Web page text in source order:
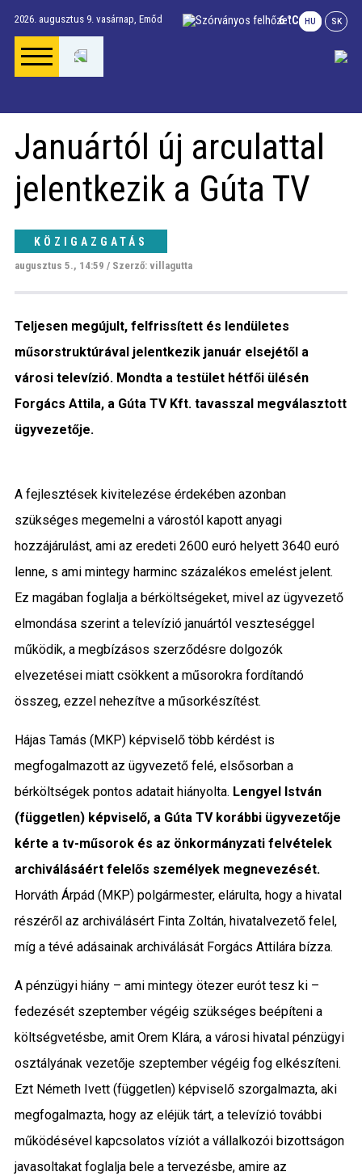
Napi menü
Közigazgatás
Időjárás
Gyereksarok
Városunkról
PR
Sport
2026. augusztus 9. vasárnap, Emőd 6 °C HU SK
Januártól új arculattal
jelentkezik a Gúta TV
KÖZIGAZGATÁS
augusztus 5., 14:59 / Szerző: villagutta
Teljesen megújult, felfrissített és lendületes
műsorstruktúrával jelentkezik január elsejétől a
városi televízió. Mondta a testület hétfői ülésén
Forgács Attila, a Gúta TV Kft. tavasszal megválasztott
ügyvezetője.
A fejlesztések kivitelezése érdekében azonban
szükséges megemelni a várostól kapott anyagi
hozzájárulást, ami az eredeti 2600 euró helyett 3640 euró
lenne, s ami mintegy harminc százalékos emelést jelent.
Ez magában foglalja a bérköltségeket, mivel az ügyvezető
elmondása szerint a televízió januártól veszteséggel
működik, a megbízásos szerződésre dolgozók
elvezetései miatt csökkent a műsorokra fordítandó
összeg, ezzel nehezítve a műsorkészítést.
Hájas Tamás (MKP) képviselő több kérdést is
megfogalmazott az ügyvezető felé, elsősorban a
bérköltségek pontos adatait hiányolta. Lengyel István
(független) képviselő, a Gúta TV korábbi ügyvezetője
kérte a tv-műsorok és az önkormányzati felvételek
archiválásáért felelős személyek megnevezését.
Horváth Árpád (MKP) polgármester, elárulta, hogy a hivatal
részéről az archiválásért Finta Zoltán, hivatalvezető felel,
míg a tévé adásainak archiválását Forgács Attilára bízza.
A pénzügyi hiány – ami mintegy ötezer eurót tesz ki –
fedezését szeptember végéig szükséges beépíteni a
költségvetésbe, amit Orem Klára, a városi hivatal pénzügyi
osztályának vezetője szeptember végéig fog elkészíteni.
Ezt Németh Ivett (független) képviselő szorgalmazta, aki
megfogalmazta, hogy az eléjük tárt, a televízió további
működésével kapcsolatos víziót a vállalkozói bizottságon
javasoltakat foglalja bele a tervezésbe, amire az